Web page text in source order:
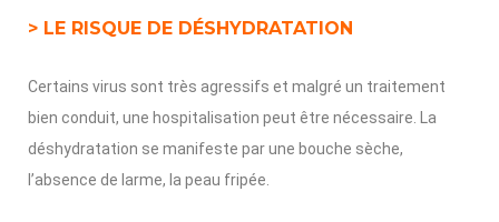
> LE RISQUE DE DÉSHYDRATATION
Certains virus sont très agressifs et malgré un traitement
bien conduit, une hospitalisation peut être nécessaire. La
déshydratation se manifeste par une bouche sèche,
l’absence de larme, la peau fripée.